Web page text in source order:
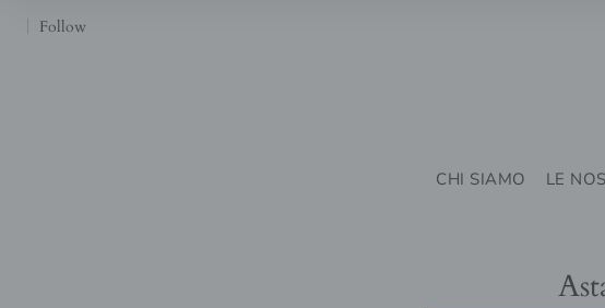
Follow
CHI SIAMO LE